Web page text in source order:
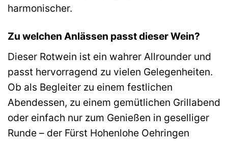
harmonischer.
Zu welchen Anlässen passt dieser Wein?
Dieser Rotwein ist ein wahrer Allrounder und
passt hervorragend zu vielen Gelegenheiten.
Ob als Begleiter zu einem festlichen
Abendessen, zu einem gemütlichen Grillabend
oder einfach nur zum Genießen in geselliger
Runde – der Fürst Hohenlohe Oehringen